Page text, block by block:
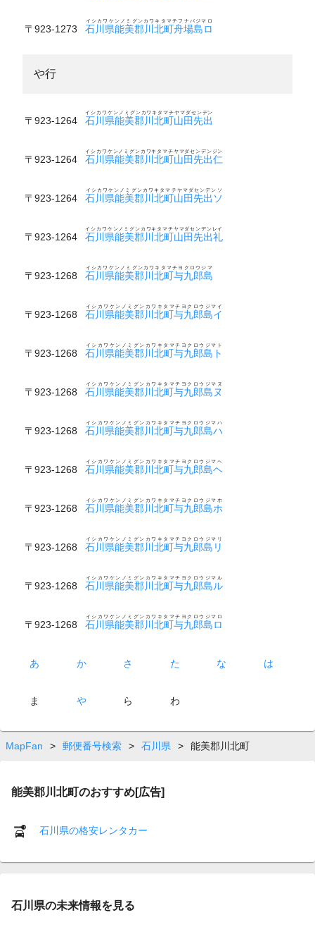
〒923-1273 石川県能美郡川北町舟場島ロ
イシカワケンノミグンカワキタマチフナバジマロ
や行
〒923-1264 石川県能美郡川北町山田先出
イシカワケンノミグンカワキタマチヤマダセンデン
〒923-1264 石川県能美郡川北町山田先出仁
イシカワケンノミグンカワキタマチヤマダセンデンジン
〒923-1264 石川県能美郡川北町山田先出ソ
イシカワケンノミグンカワキタマチヤマダセンデンソ
〒923-1264 石川県能美郡川北町山田先出礼
イシカワケンノミグンカワキタマチヤマダセンデンレイ
〒923-1268 石川県能美郡川北町与九郎島
イシカワケンノミグンカワキタマチヨクロウジマ
〒923-1268 石川県能美郡川北町与九郎島イ
イシカワケンノミグンカワキタマチヨクロウジマイ
〒923-1268 石川県能美郡川北町与九郎島ト
イシカワケンノミグンカワキタマチヨクロウジマト
〒923-1268 石川県能美郡川北町与九郎島ヌ
イシカワケンノミグンカワキタマチヨクロウジマヌ
〒923-1268 石川県能美郡川北町与九郎島ハ
イシカワケンノミグンカワキタマチヨクロウジマハ
〒923-1268 石川県能美郡川北町与九郎島ヘ
イシカワケンノミグンカワキタマチヨクロウジマヘ
〒923-1268 石川県能美郡川北町与九郎島ホ
イシカワケンノミグンカワキタマチヨクロウジマホ
〒923-1268 石川県能美郡川北町与九郎島リ
イシカワケンノミグンカワキタマチヨクロウジマリ
〒923-1268 石川県能美郡川北町与九郎島ル
イシカワケンノミグンカワキタマチヨクロウジマル
〒923-1268 石川県能美郡川北町与九郎島ロ
イシカワケンノミグンカワキタマチヨクロウジマロ
あ か さ た な は
ま や ら わ
MapFan > 郵便番号検索 > 石川県 > 能美郡川北町
能美郡川北町のおすすめ[広告]
石川県の格安レンタカー
石川県の未来情報を見る